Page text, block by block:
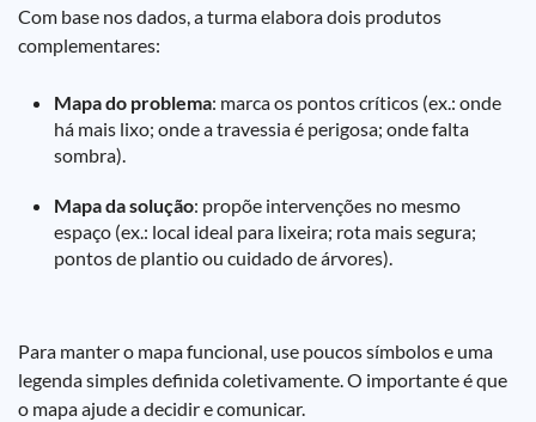
Com base nos dados, a turma elabora dois produtos
complementares:
Mapa do problema: marca os pontos críticos (ex.: onde
há mais lixo; onde a travessia é perigosa; onde falta
sombra).
Mapa da solução: propõe intervenções no mesmo
espaço (ex.: local ideal para lixeira; rota mais segura;
pontos de plantio ou cuidado de árvores).
Para manter o mapa funcional, use poucos símbolos e uma
legenda simples definida coletivamente. O importante é que
o mapa ajude a decidir e comunicar.